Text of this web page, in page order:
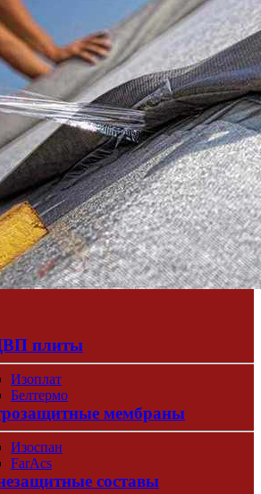
плиты
Изоплат
Белтермо
мембраны
Изоспан
FarAcs
составы